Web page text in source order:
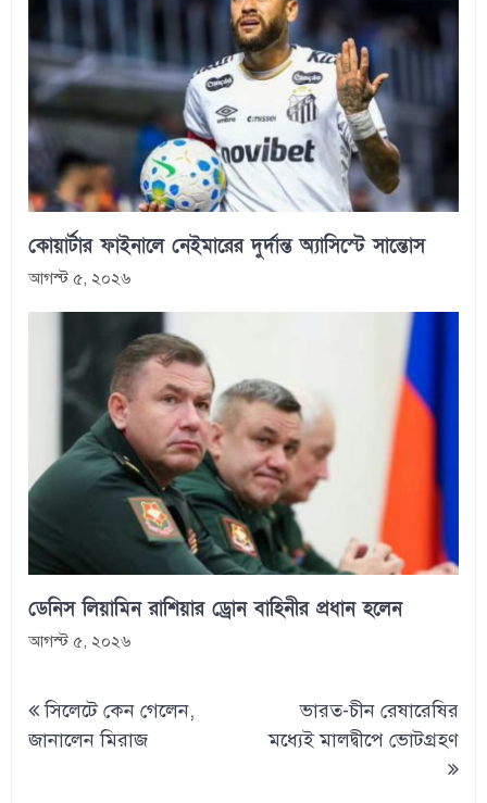
কোয়ার্টার ফাইনালে নেইমারের দুর্দান্ত অ্যাসিস্টে সান্তোস
আগস্ট ৫, ২০২৬
ডেনিস লিয়ামিন রাশিয়ার ড্রোন বাহিনীর প্রধান হলেন
আগস্ট ৫, ২০২৬
Post
navigation
সিলেটে কেন গেলেন,
জানালেন মিরাজ
ভারত-চীন রেষারেষির
মধ্যেই মালদ্বীপে ভোটগ্রহণ